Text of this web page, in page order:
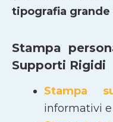
tipografia
Stampa
Supporti Rigidi
Stampa
informativi